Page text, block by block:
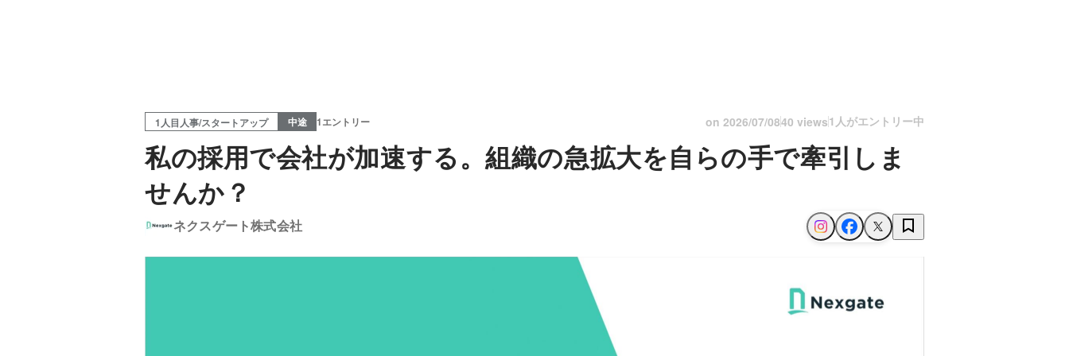
1人目人事/スタートアップ 中途 1エントリー on 2026/07/0840 views1人がエントリー中
私の採用で会社が加速する。組織の急拡大を自らの手で牽引しま
せんか？
ネクスゲート株式会社